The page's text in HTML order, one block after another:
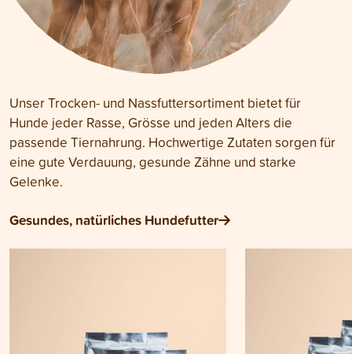
Unser Trocken- und Nassfuttersortiment bietet für
Hunde jeder Rasse, Grösse und jeden Alters die
passende Tiernahrung. Hochwertige Zutaten sorgen für
eine gute Verdauung, gesunde Zähne und starke
Gelenke.
Gesundes, natürliches Hundefutter